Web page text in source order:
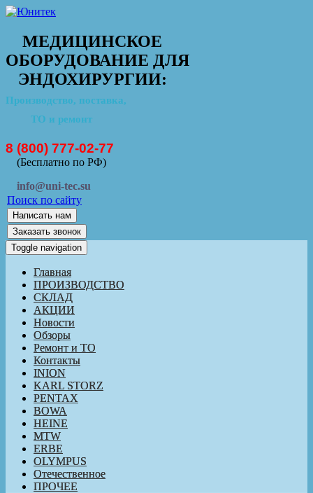
МЕДИЦИНСКОЕ
ОБОРУДОВАНИЕ ДЛЯ
ЭНДОХИРУРГИИ:
Производство, поставка,
ТО и ремонт
8 (800) 777-02-77
(Бесплатно по РФ)
info@uni-tec.su
Поиск по сайту
Написать нам
Заказать звонок
Toggle navigation
Главная
ПРОИЗВОДСТВО
СКЛАД
АКЦИИ
Новости
Обзоры
Ремонт и ТО
Контакты
INION
KARL STORZ
PENTAX
BOWA
HEINE
MTW
ERBE
OLYMPUS
Отечественное
ПРОЧЕЕ